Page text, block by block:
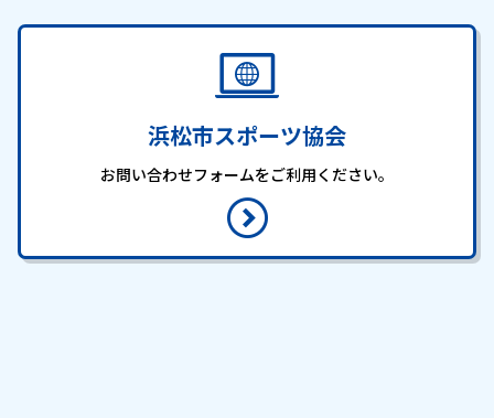
浜松市スポーツ協会
お問い合わせフォームをご利用ください。